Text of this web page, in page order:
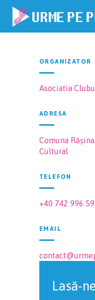
ORGANIZATOR
Asociatia
ADRESA
Comuna
Cultural
TELEFON
+40 742 996
EMAIL
Lasă-